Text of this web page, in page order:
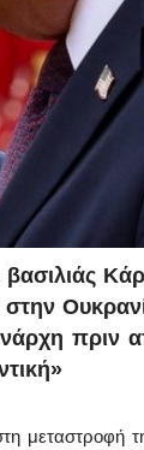
πριν
μεταστροφή